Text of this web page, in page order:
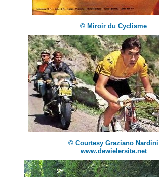
© Miroir du Cyclisme
© Courtesy Graziano Nardini
www.dewielersite.net